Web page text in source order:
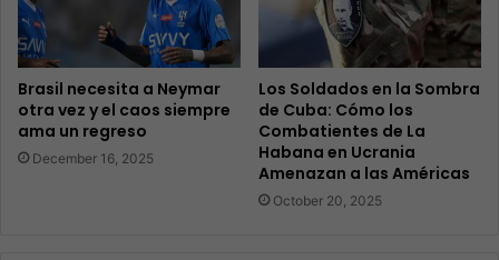
Brasil necesita a Neymar
otra vez y el caos siempre
ama un regreso
December 16, 2025
Los Soldados en la Sombra
de Cuba: Cómo los
Combatientes de La
Habana en Ucrania
Amenazan a las Américas
October 20, 2025